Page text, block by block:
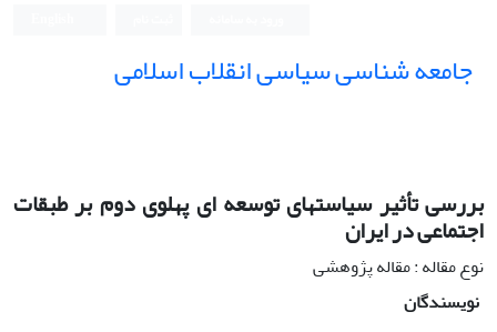
جامعه شناسی سیاسی انقلاب اسلامی
بررسی تأثیر سیاستهای توسعه ای پهلوی دوم بر طبقات
اجتماعی در ایران
نوع مقاله : مقاله پژوهشی
نویسندگان